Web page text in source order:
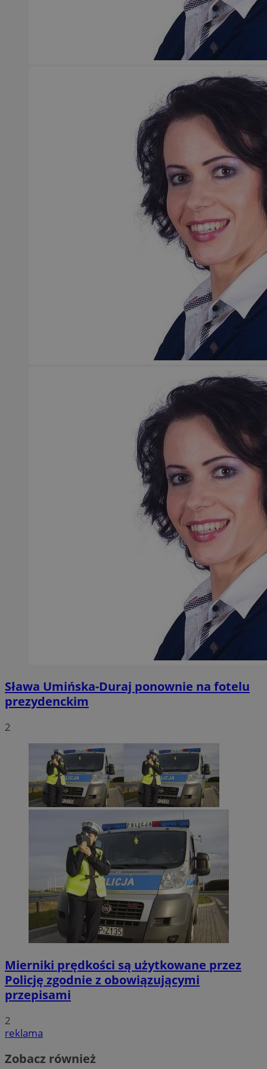
Sława Umińska-Duraj ponownie na fotelu
prezydenckim
2
Mierniki prędkości są użytkowane przez
Policję zgodnie z obowiązującymi
przepisami
2
reklama
Zobacz również